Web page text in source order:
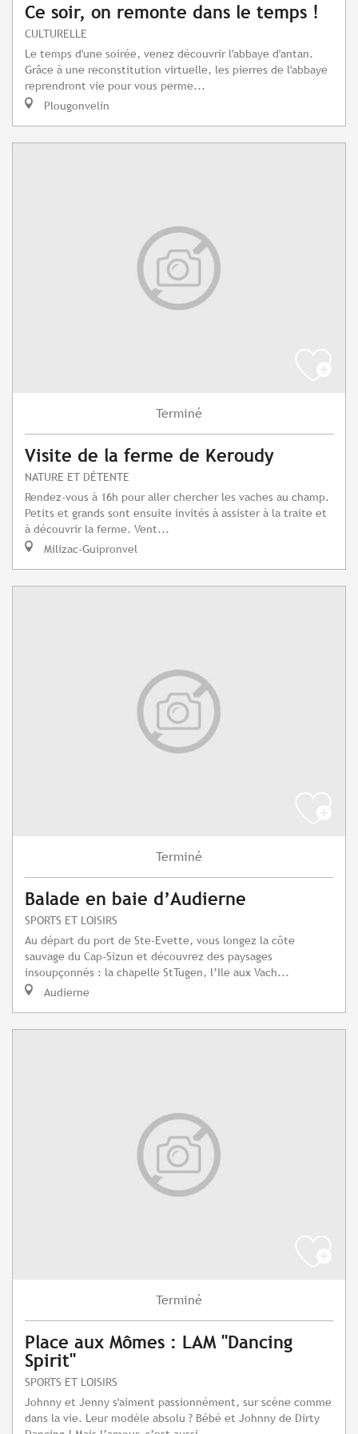
Ce soir, on remonte dans le temps !
CULTURELLE
Le temps d'une soirée, venez découvrir l'abbaye d'antan.
Grâce à une reconstitution virtuelle, les pierres de l'abbaye
reprendront vie pour vous perme...
Plougonvelin
Terminé
Visite de la ferme de Keroudy
NATURE ET DÉTENTE
Rendez-vous à 16h pour aller chercher les vaches au champ.
Petits et grands sont ensuite invités à assister à la traite et
à découvrir la ferme. Vent...
Milizac-Guipronvel
Terminé
Balade en baie d’Audierne
SPORTS ET LOISIRS
Au départ du port de Ste-Evette, vous longez la côte
sauvage du Cap-Sizun et découvrez des paysages
insoupçonnés : la chapelle StTugen, l’Ile aux Vach...
Audierne
Terminé
Place aux Mômes : LAM "Dancing
Spirit"
SPORTS ET LOISIRS
Johnny et Jenny s'aiment passionnément, sur scène comme
dans la vie. Leur modèle absolu ? Bébé et Johnny de Dirty